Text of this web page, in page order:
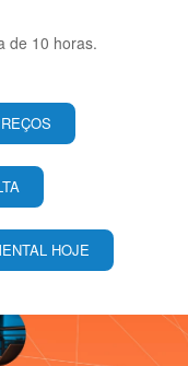
de 10 horas.
HOJE